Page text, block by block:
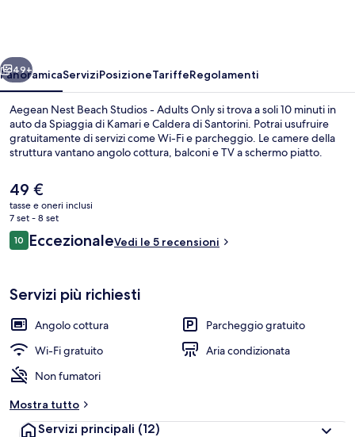
Adults
Only
Doppia Classic, balcone, vista mare |
Avanti
49+
PanoramicaServiziPosizioneTariffeRegolamenti
Aegean Nest Beach Studios - Adults Only si trova a soli 10 minuti in
auto da Spiaggia di Kamari e Caldera di Santorini. Potrai usufruire
gratuitamente di servizi come Wi-Fi e parcheggio. Le camere della
struttura vantano angolo cottura, balconi e TV a schermo piatto.
Il
prezzo
attuale
è
49 €
49 €
tasse e oneri inclusi
7 set - 8 set
Recensioni
1010 su 10
EccezionaleVedi le 5 recensioni
Servizi più richiesti
Angolo cottura
Parcheggio gratuito
Wi-Fi gratuito
Aria condizionata
Non fumatori
Mostra tutto
Servizi principali (12)